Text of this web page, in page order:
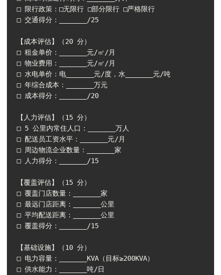
□ 限行政策：□无限行 □部分限行 □严格限行
□ 交通得分：_______/25
【成本评估】（20 分）
□ 租金单价：_______元/㎡/月
□ 物业费用：_______元/㎡/月
□ 水电单价：电_______元/度，水_______元/吨
□ 年综合成本：_______万元
□ 成本得分：_______/20
【人力评估】（15 分）
□ 5 公里内常住人口：_______万人
□ 配送员工资水平：_______元/月
□ 周边物流企业数量：_______家
□ 人力得分：_______/15
【覆盖评估】（15 分）
□ 覆盖门店数量：_______家
□ 最远门店距离：_______公里
□ 平均配送距离：_______公里
□ 覆盖得分：_______/15
【基础设施】（10 分）
□ 电力容量：_______KVA（目标≥200KVA）
□ 供水能力：_______吨/日